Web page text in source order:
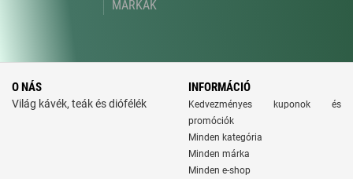
MÁRKÁK
O NÁS
Világ kávék, teák és diófélék
INFORMÁCIÓ
Kedvezményes kuponok és
promóciók
Minden kategória
Minden márka
Minden e-shop